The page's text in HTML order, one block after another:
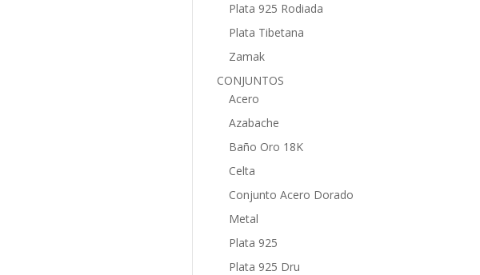
Plata 925 Rodiada
Plata Tibetana
Zamak
CONJUNTOS
Acero
Azabache
Baño Oro 18K
Celta
Conjunto Acero Dorado
Metal
Plata 925
Plata 925 Dru